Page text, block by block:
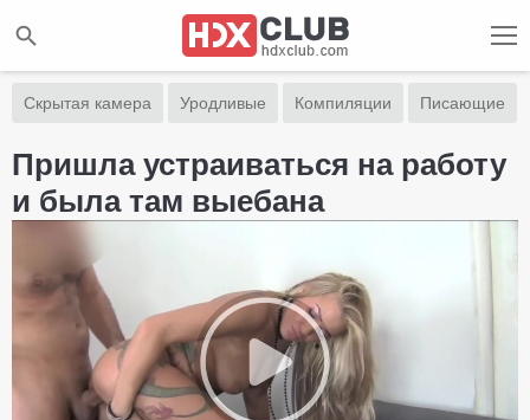
Скрытая камера Уродливые Компиляции Писающие
Пришла устраиваться на работу
и была там выебана